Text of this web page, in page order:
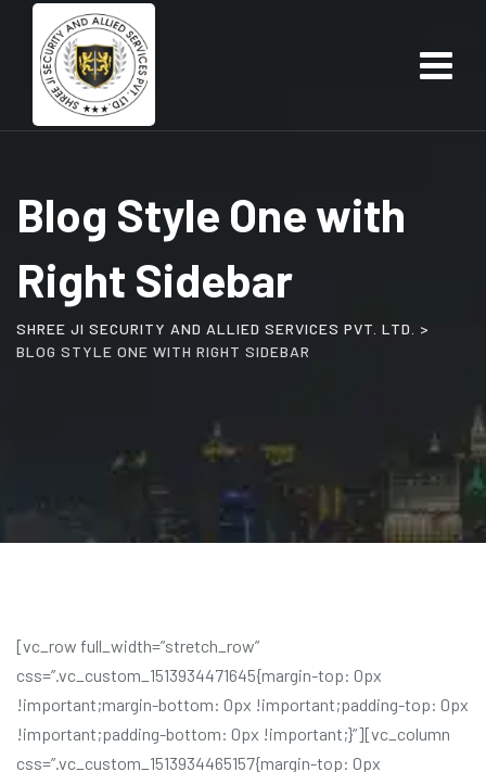
content
Blog Style One with
Right Sidebar
SHREE JI SECURITY AND ALLIED SERVICES PVT. LTD.
>
BLOG STYLE ONE WITH RIGHT SIDEBAR
[vc_row full_width=”stretch_row” css=”.vc_custom_1513934471645{margin-top: 0px !important;margin-bottom: 0px !important;padding-top: 0px !important;padding-bottom: 0px !important;}”][vc_column css=”.vc_custom_1513934465157{margin-top: 0px !important;margin-bottom: 0px !important;padding-top: 0px !important;padding-bottom: 0px !important;}”][vc_raw_html css=”.vc_custom_1608815619103{margin-top: 0px !important;margin-bottom: 0px !important;padding-top: 0px !important;padding-bottom: 0px !important;}”]JTNDJTIxLS0lMjAlMjNwYWdlJTIwLS0lM0UlMEElM0NkaXYlMjBpZCUzRCUyMnBhZ2UlMjIlMjBjbGFzcyUzRCUyMnNpdGUlMjIlM0UlMEElM0MlMjEtLSUyMCUyM2NvbnRlbnQlMjAtLSUzRSUwQSUzQ2RpdiUyMGlkJTNEJTIyY29udGVudCUyMiUyMGNsYXNzJTNEJTIyc2l0ZS1jb250ZW50JTIyJTNFJTBBJTNDZGl2JTIwaWQlM0QlMjJwcmltYXJ5JTIyJTIwY2xhc3MlM0QlMjJjb250ZW50LWFyZWElMjIlM0UlMEElM0NtYWluJTIwaWQlM0QlMjJtYWluJTIyJTIwY2xhc3MlM0QlMjJzaXRlLW1haW4lMjIlM0UlMEElM0NkaXYlMjBjbGFzcyUzRCUyMmNvbnRhaW5lciUyMiUzRSUwQSUzQ2FydGljbGUlMjBpZCUzRCUyMnBvc3QtMzExOCUyMiUyMGNsYXNzJTNEJTIycG9zdC0zMTE4JTIwcGFnZSUyMHR5cGUtcGFnZSUyMHN0YXR1cy1wdWJsaXNoJTIwaGVudHJ5JTIyJTNFJTBBJTNDaGVhZGVyJTIwY2xhc3MlM0QlMjJlbnRyeS1oZWFkZXIlMjIlM0UlMEElM0MlMkZoZWFkZXIlM0UlM0MlMjEtLSUyMC5lbnRyeS1oZWFkZXIlMjAtLSUzRSUwQSUzQ2RpdiUyMGNsYXNzJTNEJTIyZW50cnktY29udGVudCUyMiUzRSUwQSUzQ2RpdiUyMGNsYXNzJTNEJTIydmNfcm93JTIwd3BiX3JvdyUyMHZjX3Jvdy1mbHVpZCUyMHZjX2N1c3RvbV8xNTEyMDE3NTA2MTE4JTIyJTNFJTNDZGl2JTIwY2xhc3MlM0QlMjJ3cGJfY29sdW1uJTIwdmNfY29sdW1uX2NvbnRhaW5lciUyMHZjX2NvbC1zbS0xMiUyMiUzRSUzQ2RpdiUyMGNsYXNzJTNEJTIydmNfY29sdW1uLWlubmVyJTIwdmNfY3VzdG9tXzE1MTQ1Mjk0NDE3MzYlMjIlM0UlM0NkaXYlMjBjbGFzcyUzRCUyMndwYl93cmFwcGVyJTIyJTNFJTBBJTNDZGl2JTIwY2xhc3MlM0QlMjJ3cGJfcmF3X2NvZGUlMjB3cGJfY29udGVudF9lbGVtZW50JTIwd3BiX3Jhd19odG1sJTIwdmNfY3VzdG9tXzE1MTQ2Mjg3MjMwMDQlMjIlMjAlM0UlMEElM0NkaXYlMjBjbGFzcyUzRCUyMndwYl93cmFwcGVyJTIyJTNFJTBBJTNDZGl2JTIwaWQlM0QlMjJjb250ZW50JTIyJTIwY2xhc3MlM0QlMjJzaXRlLWNvbnRlbnQlMjIlM0UlM0NkaXYlMjBpZCUzRCUyMnByaW1hcnklMjIlMjBjbGFzcyUzRCUyMmNvbnRlbnQtYXJlYSUyMiUzRSUzQ21haW4lMjBpZCUzRCUyMm1haW4lMjIlMjBjbGFzcyUzRCUyMnNpdGUtbWFpbiUyMHBvc3QtMjA2MyUyMHBvc3QlMjB0eXBlLXBvc3QlMjBzdGF0dXMtcHVibGlzaCUyMGZvcm1hdC1zdGFuZGFyZCUyMGhhcy1wb3N0LXRodW1ibmFpbCUyMGhlbnRyeSUyMGNhdGVnb3J5LWJ1c2luZXNzLXBsYW5zJTIwdGFnLWJ1c2luZXNzJTIwdGFnLWNvbnN1bHRpbmclMjB0YWctZmluYW5jaWFsLXBsYW5uaW5nJTIwdGFnLWZ1bmRzJTIwdGFnLWxvd2VyLXN0YWZmJTIyJTIwJTNFJTNDJTIxLS0lMjB3cmFwZXJfYmxvZ19tYWluJTIwLS0lM0UlM0NkaXYlMjBjbGFzcyUzRCUyMndyYXBlcl9ibG9nX21haW4lMjIlM0UlM0NkaXYlMjBjbGFzcyUzRCUyMmNvbnRhaW5lciUyMiUzRSUzQyUyMS0tJTIwcm93JTIwLS0lM0UlM0NkaXYlMjBjbGFzcyUzRCUyMnJvdyUyMiUzRSUzQ2RpdiUyMGNsYXNzJTNEJTIyY29sLWxnLTklMjBjb2wtbWQtOSUyMGNvbC1zbS04JTIwY29sLXhzLTEyJTIwcHVsbC1sZWZ0JTIyJTNFJTNDJTIxLS0lMjBibG9nX21haW4lMjAtLSUzRSUzQ2RpdiUyMGNsYXNzJTNEJTIyYmxvZ19tYWluJTIyJTNFJTNDZGl2JTIwY2xhc3MlM0QlMjJyb3clMjIlM0UlM0NkaXYlMjBjbGFzcyUzRCUyMmNvbC1sZy02JTIwY29sLW1kLTYlMjBjb2wtc20tNiUyMGNvbC14cy0xMiUyMiUzRSUzQ2FydGljbGUlMjBpZCUzRCUyMnBvc3QtMjA2MyUyMiUyMGNsYXNzJTNEJTIyc3R5bGUtb25lJTIwcG9zdC0yMDYzJTIwcG9zdCUyMHR5cGUtcG9zdCUyMHN0YXR1cy1wdWJsaXNoJTIwZm9ybWF0LXN0YW5kYXJkJTIwaGFzLXBvc3QtdGh1bWJuYWlsJTIwaGVudHJ5JTIwY2F0ZWdvcnktYnVzaW5lc3MtcGxhbnMlMjB0YWctYnVzaW5lc3MlMjB0YWctY29uc3VsdGluZyUyMHRhZy1maW5hbmNpYWwtcGxhbm5pbmclMjB0YWctZnVuZHMlMjB0YWctbG93ZXItc3RhZmYlMjIlM0UlM0NkaXYlMjBjbGFzcyUzRCUyMnBvc3QtdGh1bWJuYWlsJTIyJTNFJTNDaW1nJTIwc3JjJTNEJTIyaHR0cHMlM0ElMkYlMkZjb25zdWx0aXgucmFkaWFudHRoZW1lcy5jb20lMkZkZW1vLWZpdmUlMkZ3cC1jb250ZW50JTJGdGhlbWVzJTJGY29uc3VsdGl4JTJGaW1hZ2VzJTJGbm8taW1hZ2UtZm91bmQtMzYweDI1MC5wbmclMjIlMjBhbHQlM0QlMjJubyUyMGltYWdlJTIwZm91bmQlMjIlMjB3aWR0aCUzRCUyMjM3MCUyMiUyMGhlaWdodCUzRCUyMjE5MCUyMiUzRSUzQ2RpdiUyMGNsYXNzJTNEJTIycGxhY2Vob2xkZXIlMjIlM0UlM0NhJTIwaHJlZiUzRCUyMmh0dHBzJTNBJTJGJTJGY29uc3VsdGl4LnJhZGlhbnR0aGVtZXMuY29tJTJGZGVtby1maXZlJTJGZmluYW5jaWFsLXNlcnZpY2VzLWZpdmUtd2F5cy10by1zdGFydCUyRiUyMiUzRSUzQ2ltZyUyMHdpZHRoJTNEJTIyNjQwJTIyJTIwaGVpZ2h0JTNEJTIyMzE3JTIyJTIwc3JjJTNEJTIyaHR0cHMlM0ElMkYlMkZjb25zdWx0aXgucmFkaWFudHRoZW1lcy5jb20lMkZkZW1vLWZpdmUlMkZ3cC1jb250ZW50JTJGdXBsb2FkcyUyRnNpdGVzJTJGMiUyRjIwMTclMkYxMSUyRkZpbmFuY2lhbC1TZXJ2aWNlcy1GaXZlLVdheXMtdG8tU3RhcnQuanBnJTIyJTIwY2xhc3MlM0QlMjJhdHRhY2htZW50LWxhcmdlJTIwc2l6ZS1sYXJnZSUyMHdwLXBvc3QtaW1hZ2UlMjIlMjBhbHQlM0QlMjJGaW5hbmNpYWwlMjBTZXJ2aWNlcyUyMCVFMiU4MCU5MyUyMEZpdmUlMjBXYXlzJTIwdG8lMjBTdGFydCUyMiUyMHNyY3NldCUzRCUyMmh0dHBzJTNBJTJGJTJGY29uc3VsdGl4LnJhZGlhbnR0aGVtZXMuY29tJTJGZGVtby1maXZlJTJGd3AtY29udGVudCUyRnVwbG9hZHMlMkZzaXRlcyUyRjIlMkYyMDE3JTJGMTElMkZGaW5hbmNpYWwtU2VydmljZXMtRml2ZS1XYXlzLXRvLVN0YXJ0LmpwZyUyMDg0OHclMkMlMjBodHRwcyUzQSUyRiUyRmNvbnN1bHRpeC5yYWRpYW50dGhlbWVzLmNvbSUyRmRlbW8tZml2ZSUyRndwLWNvbnRlbnQlMkZ1cGxvYWRzJTJGc2l0ZXMlMkYyJTJGMjAxNyUyRjExJTJGRmluYW5jaWFsLVNlcnZpY2VzLUZpdmUtV2F5cy10by1TdGFydC5qcGclMjAzMDB3JTJDJTIwaHR0cHMlM0ElMkYlMkZjb25zdWx0aXgucmFkaWFudHRoZW1lcy5jb20lMkZkZW1vLWZpdmUlMkZ3cC1jb250ZW50JTJGdXBsb2FkcyUyRnNpdGVzJTJGMiUyRjIwMTclMkYxMSUyRkZpbmFuY2lhbC1TZXJ2aWNlcy1GaXZlLVdheXMtdG8tU3RhcnQuanBnJTIwNzY4dyUyMiUyMHNpemVzJTNEJTIyJTI4bWF4LXdpZHRoJTNBJTIwNjQwcHglMjklMjAxMDB2dyUyQyUyMDY0MHB4JTIyJTIwJTJGJTNFJTNDJTJGYSUzRSUzQyUyRmRpdiUzRSUzQyUyRmRpdiUzRSUzQyUyMS0tJTIwLnBvc3QtdGh1bWJuYWlsJTIwLS0lM0UlM0NkaXYlMjBjbGFzcyUzRCUyMmVudHJ5LW1haW4lMjBtYXRjaEhlaWdodCUyMiUzRSUzQ2hlYWRlciUyMGNsYXNzJTNEJTIyZW50cnktaGVhZGVyJTIyJTNFJTNDaDMlMjBjbGFzcyUzRCUyMmVudHJ5LXRpdGxlJTIyJTNFJTNDYSUyMGhyZWYlM0QlMjJodHRwcyUzQSUyRiUyRmNvbnN1bHRpeC5yYWRpYW50dGhlbWVzLmNvbSUyRmRlbW8tZml2ZSUyRmZpbmFuY2lhbC1zZXJ2aWNlcy1maXZlLXdheXMtdG8tc3RhcnQlMkYlMjIlMjByZWwlM0QlMjJib29rbWFyayUyMiUzRUZpbmFuY2lhbCUyMFNlcnZpY2VzJTIwJTI2JTIzODIxMSUzQiUyMEZpdmUlMjBXYXlzJTIwdG8lMjBTdGFydCUzQyUyRmElM0UlM0MlMkZoMyUzRSUwOSUwOSUzQyUyRmhlYWRlciUzRSUzQyUyMS0tJTIwLmVudHJ5LWhlYWRlciUyMC0tJTNFJTNDZGl2JTIwY2xhc3MlM0QlMjJlbnRyeS1jb250ZW50JTIyJTNFTG9yZW0lMjBJcHN1bSUyMGlzJTIwc2ltcGx5JTIwZHVtbXklMjB0ZXh0JTIwb2YlMjB0aGUlMjBwcmludGluZyUyMGFuZCUyMHR5cGVzZXR0aW5nJTIwaW5kdXN0cnkuJTIwTG9yZW0lMjBJcHN1bSUyMGhhcyUyMGJlZW4lMjB0aGUlMjAuLi4lMDklMDklM0MlMkZkaXYlM0UlM0MlMjEtLSUyMC5lbnRyeS1jb250ZW50JTIwLS0lM0UlM0MlMkZkaXYlM0UlM0MlMjEtLSUyMC5lbnRyeS1tYWluJTIwLS0lM0UlM0NkaXYlMjBjbGFzcyUzRCUyMnBvc3QtbWV0YSUyMiUzRSUzQ3NwYW4lM0UlM0NpJTIwY2xhc3MlM0QlMjJmYSUyMGZhLXVzZXItbyUyMiUzRSUzQyUyRmklM0UlMjAlM0NhJTIwaHJlZiUzRCUyMmh0dHAlM0ElMkYlMkZ3d3cud2Vic2l0ZS5jb20lMjIlMjB0aXRsZSUzRCUyMlZpc2l0JTIwSm9obiUyMERvZSUyNiUyMzgyMTclM0JzJTIwd2Vic2l0ZSUyMiUyMHJlbCUzRCUyMmF1dGhvciUyMGV4dGVybmFsJTIyJTNFSm9obiUyMERvZSUzQyUyRmElM0UlM0MlMkZzcGFuJTNFJTNDc3BhbiUzRSUzQ2klMjBjbGFzcyUzRCUyMmZhJTIwZmEtY29tbWVudHMtbyUyMiUzRSUzQyUyRmklM0UlMjBObyUyMENvbW1lbnRzJTNDJTJGc3BhbiUzRSUzQyUyRmRpdiUzRSUzQyUyMS0tJTIwLnBvc3QtbWV0YSUyMC0tJTNFJTNDJTJGYXJ0aWNsZSUzRSUzQyUyMS0tJTIwJTIzcG9zdC0lMjMlMjMlMjAtLSUzRSUzQyUyRmRpdiUzRSUzQ2RpdiUyMGNsYXNzJTNEJTIyY29sLWxnLTYlMjBjb2wtbWQtNiUyMGNvbC1zbS02JTIwY29sLXhzLTEyJTIyJTNFJTNDYXJ0aWNsZSUyMGlkJTNEJTIycG9zdC0yMDU2JTIyJTIwY2xhc3MlM0QlMjJzdHlsZS1vbmUlMjBwb3N0LTIwNTYlMjBwb3N0JTIwdHlwZS1wb3N0JTIwc3RhdHVzLXB1Ymxpc2glMjBmb3JtYXQtc3RhbmRhcmQlMjBoYXMtcG9zdC10aHVtYm5haWwlMjBoZW50cnklMjBjYXRlZ29yeS1mdW5kaW5nLXRyZW5kcyUyMHRhZy1idXNpbmVzcyUyMHRhZy1jb25zdWx0aW5nJTIwdGFnLWZpbmFuY2lhbC1wbGFubmluZyUyMHRhZy1mdW5kcyUyMHRhZy1sb3dlci1zdGFmZiUyMiUzRSUzQ2RpdiUyMGNsYXNzJTNEJTIycG9zdC10aHVtYm5haWwlMjIlM0UlM0NpbWclMjBzcmMlM0QlMjJodHRwcyUzQSUyRiUyRmNvbnN1bHRpeC5yYWRpYW50dGhlbWVzLmNvbSUyRmRlbW8tZml2ZSUyRndwLWNvbnRlbnQlMkZ0aGVtZXMlMkZjb25zdWx0aXglMkZpbWFnZXMlMkZuby1pbWFnZS1mb3VuZC0zNjB4MjUwLnBuZyUyMiUyMGFsdCUzRCUyMm5vJTIwaW1hZ2UlMjBmb3VuZCUyMiUyMHdpZHRoJTNEJTIyMzcwJTIyJTIwaGVpZ2h0JTNEJTIyMTkwJTIyJTNFJTNDZGl2JTIwY2xhc3MlM0QlMjJwbGFjZWhvbGRlciUyMiUzRSUzQ2ElMjBocmVmJTNEJTIyaHR0cHMlM0ElMkYlMkZjb25zdWx0aXgucmFkaWFudHRoZW1lcy5jb20lMkZkZW1vLWZpdmUlMkZjb21tb24tbWlzdGFrZXMtd2hlbi1tYW5hZ2luZy1maW5hbmNlcyUyRiUyMiUzRSUzQ2ltZyUyMHdpZHRoJTNEJTIyNjQwJTIyJTIwaGVpZ2h0JTNEJTIyMzE3JTIyJTIwc3JjJTNEJTIyaHR0cHMlM0ElMkYlMkZjb25zdWx0aXgucmFkaWFudHRoZW1lcy5jb20lMkZkZW1vLWZpdmUlMkZ3cC1jb250ZW50JTJGdXBsb2FkcyUyRnNpdGVzJTJGMiUyRjIwMTclMkYxMSUyRlRoZS1tb3N0LWNvbW1vbi1taXN0YWtlcy13aGVuLW1hbmFnaW5nLXBlcnNvbmFsLWZpbmFuY2VzLmpwZyUyMiUyMGNsYXNzJTNEJTIyYXR0YWNobWVudC1sYXJnZSUyMHNpemUtbGFyZ2UlMjB3cC1wb3N0LWltYWdlJTIyJTIwYWx0JTNEJTIyJTIyJTIwc3Jjc2V0JTNEJTIyaHR0cHMlM0ElMkYlMkZjb25zdWx0aXgucmFkaWFudHRoZW1lcy5jb20lMkZkZW1vLWZpdmUlMkZ3cC1jb250ZW50JTJGdXBsb2FkcyUyRnNpdGVzJTJGMiUyRjIwMTclMkYxMSUyRlRoZS1tb3N0LWNvbW1vbi1taXN0YWtlcy13aGVuLW1hbmFnaW5nLXBlcnNvbmFsLWZpbmFuY2VzLmpwZyUyMDg0OHclMkMlMjBodHRwcyUzQSUyRiUyRmNvbnN1bHRpeC5yYWRpYW50dGhlbWVzLmNvbSUyRmRlbW8tZml2ZSUyRndwLWNvbnRlbnQlMkZ1cGxvYWRzJTJGc2l0ZXMlMkYyJTJGMjAxNyUyRjExJTJGVGhlLW1vc3QtY29tbW9uLW1pc3Rha2VzLXdoZW4tbWFuYWdpbmctcGVyc29uYWwtZmluYW5jZXMuanBnJTIwMzAwdyUyQyUyMGh0dHBzJTNBJTJGJTJGY29uc3VsdGl4LnJhZGlhbnR0aGVtZXMuY29tJTJGZGVtby1maXZlJTJGd3AtY29udGVudCUyRnVwbG9hZHMlMkZzaXRlcyUyRjIlMkYyMDE3JTJGMTElMkZUaGUtbW9zdC1jb21tb24tbWlzdGFrZXMtd2hlbi1tYW5hZ2luZy1wZXJzb25hbC1maW5hbmNlcy5qcGclMjA3Njh3JTIyJTIwc2l6ZXMlM0QlMjIlMjhtYXgtd2lkdGglM0ElMjA2NDBweCUyOSUyMDEwMHZ3JTJDJTIwNjQwcHglMjIlMjAlMkYlM0UlM0MlMkZhJTNFJTNDJTJGZGl2JTNFJTNDJTJGZGl2JTNFJTNDJTIxLS0lMjAucG9zdC10aHVtYm5haWwlMjAtLSUzRSUzQ2RpdiUyMGNsYXNzJTNEJTIyZW50cnktbWFpbiUyMG1hdGNoSGVpZ2h0JTIyJTNFJTNDaGVhZGVyJTIwY2xhc3MlM0QlMjJlbnRyeS1oZWFkZXIlMjIlM0UlM0NoMyUyMGNsYXNzJTNEJTIyZW50cnktdGl0bGUlMjIlM0UlM0NhJTIwaHJlZiUzRCUyMmh0dHBzJTNBJTJGJTJGY29uc3VsdGl4LnJhZGlhbnR0aGVtZXMuY29tJTJGZGVtby1maXZlJTJGY29tbW9uLW1pc3Rha2VzLXdoZW4tbWFuYWdpbmctZmluYW5jZXMlMkYlMjIlMjByZWwlM0QlMjJib29rbWFyayUyMiUzRUNvbW1vbiUyMG1pc3Rha2VzJTIwd2hlbiUyMG1hbmFnaW5nJTIwZmluYW5jZXMlM0MlMkZhJTNFJTNDJTJGaDMlM0UlMDklMDklM0MlMkZoZWFkZXIlM0UlM0MlMjEtLSUyMC5lbnRyeS1oZWFkZXIlMjAtLSUzRSUzQ2RpdiUyMGNsYXNzJTNEJTIyZW50cnktY29udGVudCUyMiUzRUxvcmVtJTIwSXBzdW0lMjBpcyUyMHNpbXBseSUyMGR1bW15JTIwdGV4dCUyMG9mJTIwdGhlJTIwcHJpbnRpbmclMjBhbmQlMjB0eXBlc2V0dGluZyUyMGluZHVzdHJ5LiUyMExvcmVtJTIwSXBzdW0lMjBoYXMlMjBiZWVuJTIwdGhlJTIwLi4uJTA5JTA5JTNDJTJGZGl2JTNFJTNDJTIxLS0lMjAuZW50cnktY29udGVudCUyMC0tJTNFJTNDJTJGZGl2JTNFJTNDJTIxLS0lMjAuZW50cnktbWFpbiUyMC0tJTNFJTNDZGl2JTIwY2xhc3MlM0QlMjJwb3N0LW1ldGElMjIlM0UlM0NzcGFuJTNFJTNDaSUyMGNsYXNzJTNEJTIyZmElMjBmYS11c2VyLW8lMjIlM0UlM0MlMkZpJTNFJTIwJTNDYSUyMGhyZWYlM0QlMjJodHRwJTNBJTJGJTJGd3d3LndlYnNpdGUuY29tJTIyJTIwdGl0bGUlM0Ql